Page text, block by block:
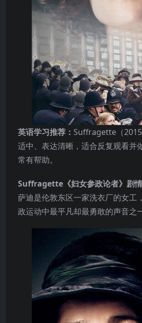
英语学习推荐： Suffragette（
适中、表达清晰，适合反复观看并
常有帮助。
Suffragette《妇女参政论者》剧情
萨迪是伦敦东区一家洗衣厂的女工
政运动中最平凡却最勇敢的声音之